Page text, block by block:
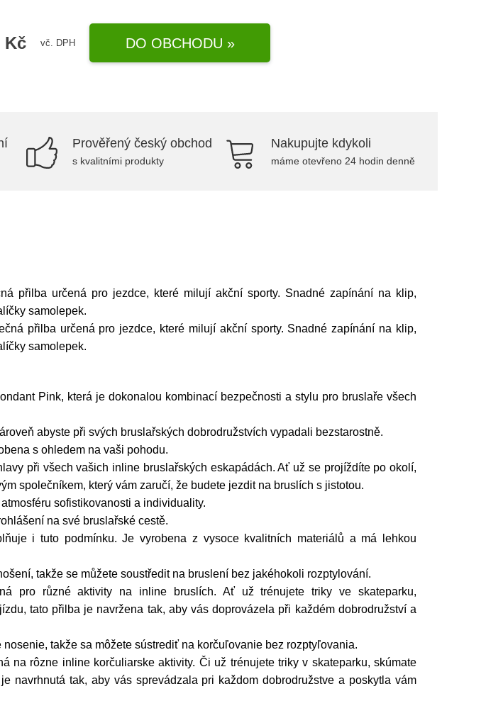
Kč vč. DPH DO OBCHODU »
Prověřený český obchod
s kvalitními produkty
Nakupujte kdykoli
máme otevřeno 24 hodin denně
přilba určená pro jezdce, které milují akční sporty. Snadné zapínání na klip,
samolepek.
přilba určená pro jezdce, které milují akční sporty. Snadné zapínání na klip,
samolepek.
Pink, která je dokonalou kombinací bezpečnosti a stylu pro bruslaře všech
abyste při svých bruslařských dobrodružstvích vypadali bezstarostně.
s ohledem na vaši pohodu.
při všech vašich inline bruslařských eskapádách. Ať už se projíždíte po okolí,
společníkem, který vám zaručí, že budete jezdit na bruslích s jistotou.
sofistikovanosti a individuality.
na své bruslařské cestě.
i tuto podmínku. Je vyrobena z vysoce kvalitních materiálů a má lehkou
takže se můžete soustředit na bruslení bez jakéhokoli rozptylování.
pro různé aktivity na inline bruslích. Ať už trénujete triky ve skateparku,
tato přilba je navržena tak, aby vás doprovázela při každém dobrodružství a
takže sa môžete sústrediť na korčuľovanie bez rozptyľovania.
na rôzne inline korčuliarske aktivity. Či už trénujete triky v skateparku, skúmate
navrhnutá tak, aby vás sprevádzala pri každom dobrodružstve a poskytla vám